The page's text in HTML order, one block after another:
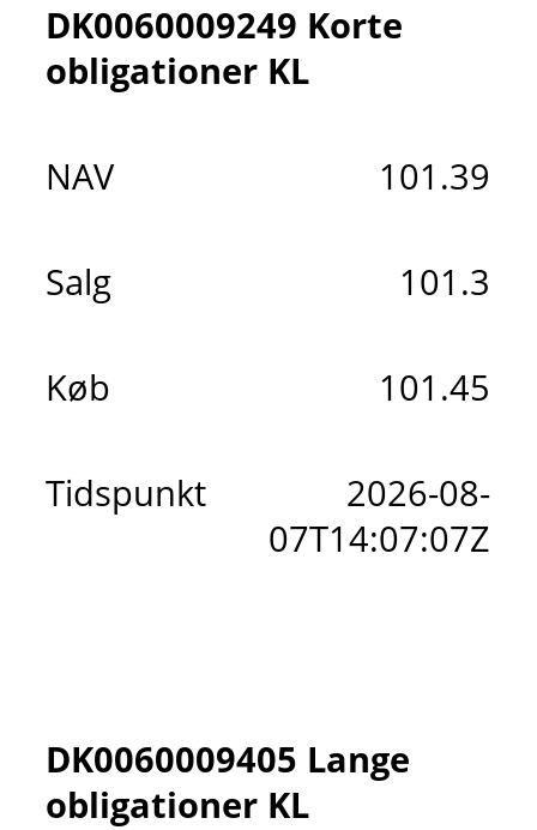
DK0060009249 Korte
obligationer KL
NAV 101.39
Salg 101.3
Køb 101.45
Tidspunkt
2026-08-
07T14:07:07Z
DK0060009405 Lange
obligationer KL